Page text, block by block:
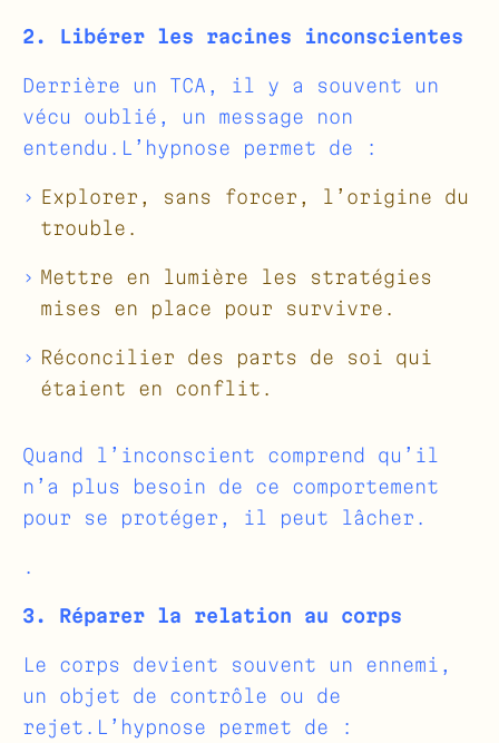
2. Libérer les racines inconscientes
Derrière un TCA, il y a souvent un
vécu oublié, un message non
entendu.L’hypnose permet de :
Explorer, sans forcer, l’origine du
trouble.
Mettre en lumière les stratégies
mises en place pour survivre.
Réconcilier des parts de soi qui
étaient en conflit.
Quand l’inconscient comprend qu’il
n’a plus besoin de ce comportement
pour se protéger, il peut lâcher.
.
3. Réparer la relation au corps
Le corps devient souvent un ennemi,
un objet de contrôle ou de
rejet.L’hypnose permet de :